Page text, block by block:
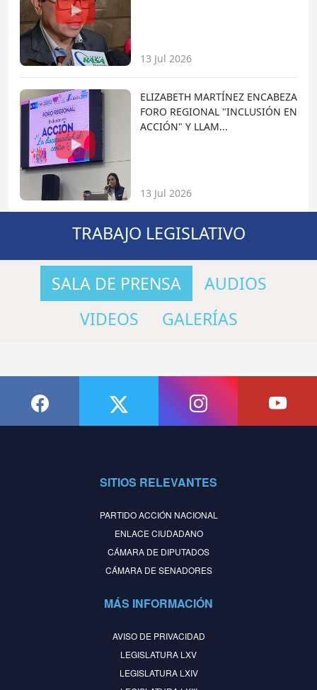
13 Jul 2026
ELIZABETH MARTÍNEZ ENCABEZA
FORO REGIONAL "INCLUSIÓN EN
ACCIÓN" Y LLAM...
13 Jul 2026
TRABAJO LEGISLATIVO
SALA DE PRENSA
AUDIOS
VIDEOS
GALERÍAS
SITIOS RELEVANTES
PARTIDO ACCIÓN NACIONAL
ENLACE CIUDADANO
CÁMARA DE DIPUTADOS
CÁMARA DE SENADORES
MÁS INFORMACIÓN
AVISO DE PRIVACIDAD
LEGISLATURA LXV
LEGISLATURA LXIV